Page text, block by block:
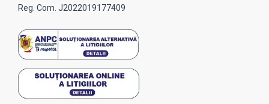
Reg. Com. J2022019177409